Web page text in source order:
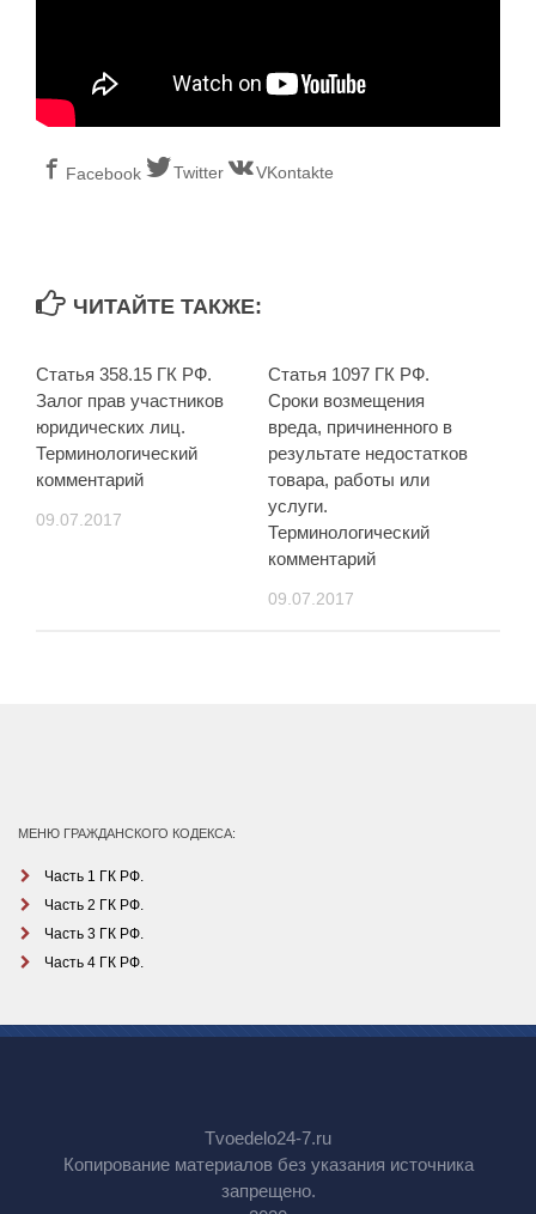
Facebook Twitter VKontakte
ЧИТАЙТЕ ТАКЖЕ:
Статья 358.15 ГК РФ.
Залог прав участников
юридических лиц.
Терминологический
комментарий
09.07.2017
Статья 1097 ГК РФ.
Сроки возмещения
вреда, причиненного в
результате недостатков
товара, работы или
услуги.
Терминологический
комментарий
09.07.2017
МЕНЮ ГРАЖДАНСКОГО КОДЕКСА:
Часть 1 ГК РФ.
Часть 2 ГК РФ.
Часть 3 ГК РФ.
Часть 4 ГК РФ.
Tvoedelo24-7.ru
Копирование материалов без указания источника
запрещено.